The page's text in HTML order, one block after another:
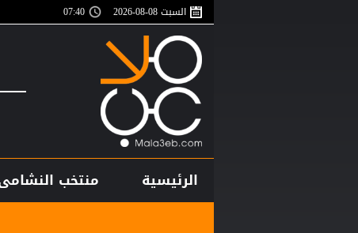
السبت 08-08-2026 07:40
الرئيسية منتخب
أغلى لاعب